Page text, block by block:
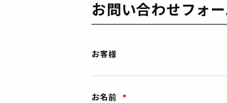
お問い合わせフォ
お客様
お名前 *